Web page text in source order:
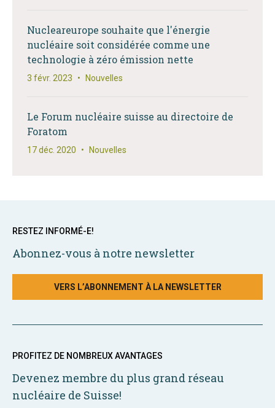
Nucleareurope souhaite que l'énergie
nucléaire soit considérée comme une
technologie à zéro émission nette
3 févr. 2023 • Nouvelles
Le Forum nucléaire suisse au directoire de
Foratom
17 déc. 2020 • Nouvelles
RESTEZ INFORMÉ-E!
Abonnez-vous à notre newsletter
VERS L’ABONNEMENT À LA NEWSLETTER
PROFITEZ DE NOMBREUX AVANTAGES
Devenez membre du plus grand réseau
nucléaire de Suisse!